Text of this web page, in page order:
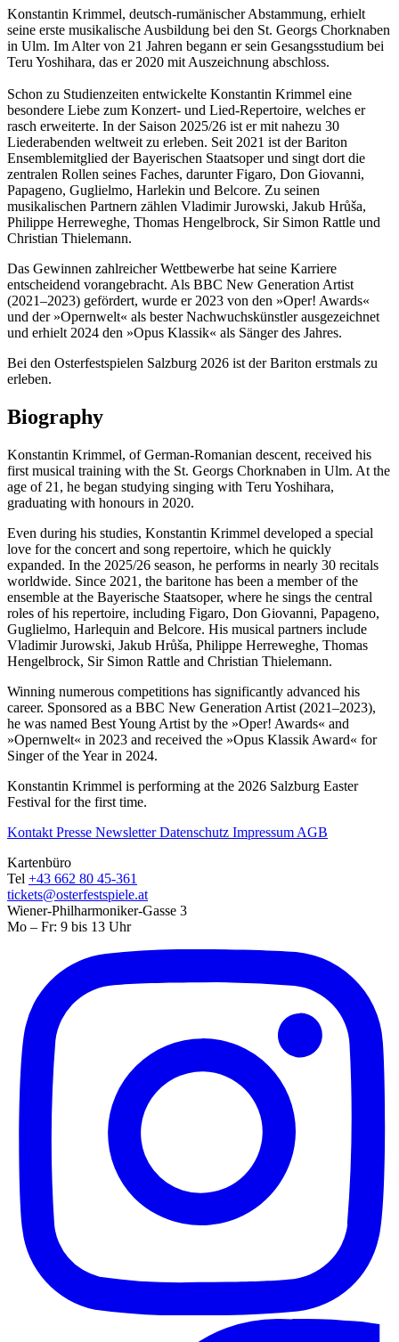
Konstantin Krimmel, deutsch-rumänischer Abstammung, erhielt
seine erste musikalische Ausbildung bei den St. Georgs Chorknaben
in Ulm. Im Alter von 21 Jahren begann er sein Gesangsstudium bei
Teru Yoshihara, das er 2020 mit Auszeichnung abschloss.
Schon zu Studienzeiten entwickelte Konstantin Krimmel eine
besondere Liebe zum Konzert- und Lied-Repertoire, welches er
rasch erweiterte. In der Saison 2025/26 ist er mit nahezu 30
Liederabenden weltweit zu erleben. Seit 2021 ist der Bariton
Ensemblemitglied der Bayerischen Staatsoper und singt dort die
zentralen Rollen seines Faches, darunter Figaro, Don Giovanni,
Papageno, Guglielmo, Harlekin und Belcore. Zu seinen
musikalischen Partnern zählen Vladimir Jurowski, Jakub Hrůša,
Philippe Herreweghe, Thomas Hengelbrock, Sir Simon Rattle und
Christian Thielemann.
Das Gewinnen zahlreicher Wettbewerbe hat seine Karriere
entscheidend vorangebracht. Als BBC New Generation Artist
(2021–2023) gefördert, wurde er 2023 von den »Oper! Awards«
und der »Opernwelt« als bester Nachwuchskünstler ausgezeichnet
und erhielt 2024 den »Opus Klassik« als Sänger des Jahres.
Bei den Osterfestspielen Salzburg 2026 ist der Bariton erstmals zu
erleben.
Biography
Konstantin Krimmel, of German-Romanian descent, received his
first musical training with the St. Georgs Chorknaben in Ulm. At the
age of 21, he began studying singing with Teru Yoshihara,
graduating with honours in 2020.
Even during his studies, Konstantin Krimmel developed a special
love for the concert and song repertoire, which he quickly
expanded. In the 2025/26 season, he performs in nearly 30 recitals
worldwide. Since 2021, the baritone has been a member of the
ensemble at the Bayerische Staatsoper, where he sings the central
roles of his repertoire, including Figaro, Don Giovanni, Papageno,
Guglielmo, Harlequin and Belcore. His musical partners include
Vladimir Jurowski, Jakub Hrůša, Philippe Herreweghe, Thomas
Hengelbrock, Sir Simon Rattle and Christian Thielemann.
Winning numerous competitions has significantly advanced his
career. Sponsored as a BBC New Generation Artist (2021–2023),
he was named Best Young Artist by the »Oper! Awards« and
»Opernwelt« in 2023 and received the »Opus Klassik Award« for
Singer of the Year in 2024.
Konstantin Krimmel is performing at the 2026 Salzburg Easter
Festival for the first time.
Kontakt Presse NewsletterDatenschutz Impressum AGB
Kartenbüro
Tel +43 662 80 45-361
tickets@osterfestspiele.at
Wiener-Philharmoniker-Gasse 3
Mo – Fr: 9 bis 13 Uhr